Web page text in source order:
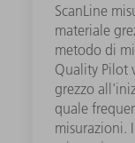
ScanLine
materiale
metodo di
Quality Pilot
grezzo
quale
misurazioni.